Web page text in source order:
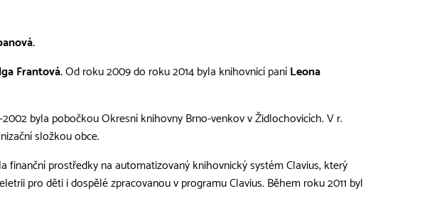
Frantová.Od roku 2009 do roku 2014 byla knihovnicí paníLeona
byla pobočkou Okresní knihovny Brno-venkov v Židlochovicích. V r.
složkou obce.
prostředky na automatizovaný knihovnický systém Clavius, který
pro děti i dospělé zpracovanou v programu Clavius. Během roku 2011 byl